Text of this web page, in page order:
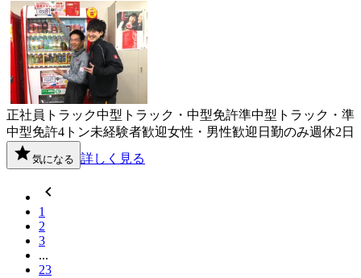
正社員 トラック中型トラック・中型免許準中型トラック・準
中型免許4トン未経験者歓迎女性・男性歓迎 日勤のみ週休2日
気になる 詳しく見る
1
2
3
...
23